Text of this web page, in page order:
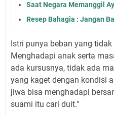
Saat Negara Memanggil
Resep Bahagia : Jangan
Istri punya beban yang
Menghadapi anak serta
ada kursusnya, tidak ada
yang kaget dengan kondisi
jiwa bisa menghadapi
suami itu cari duit."